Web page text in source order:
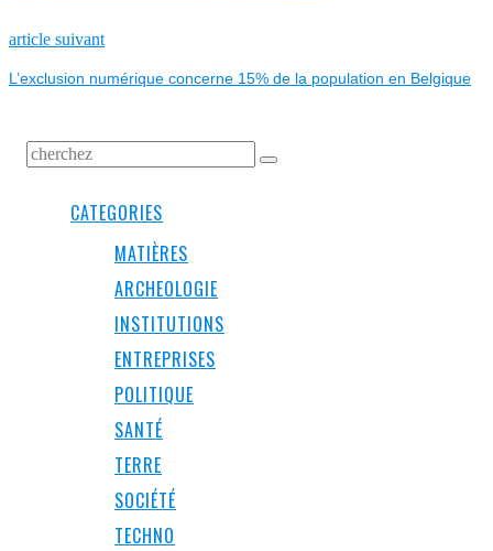
L’ARTICLE
article suivantNext
L’exclusion numérique concerne 15% de la population en Belgique
CATEGORIES
MATIÈRES
ARCHEOLOGIE
INSTITUTIONS
ENTREPRISES
POLITIQUE
SANTÉ
TERRE
SOCIÉTÉ
TECHNO